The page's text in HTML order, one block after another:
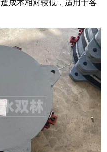
成本相对较低，适用于各